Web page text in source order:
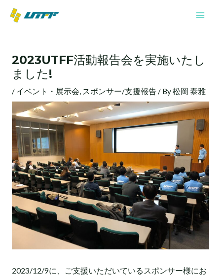
2023UTFF活動報告会を実施いたし
ました!
/ イベント・展示会, スポンサー/支援報告/ By松岡 泰雅
2023/12/9に、ご支援いただいているスポンサー様にお
ナ
ビ
ー
シ
ョ
ン